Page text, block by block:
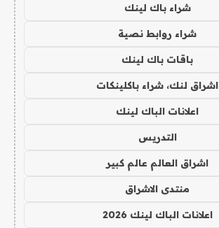
شراء باك لينك
شراء روابط نصية
باقات باك لينك
اشراق لنك، شراء باكلينكات
اعلانات الباك لينك
التدريس
اشراق العالم عالم كبير
منتدى الاشراق
اعلانات الباك لينك 2026